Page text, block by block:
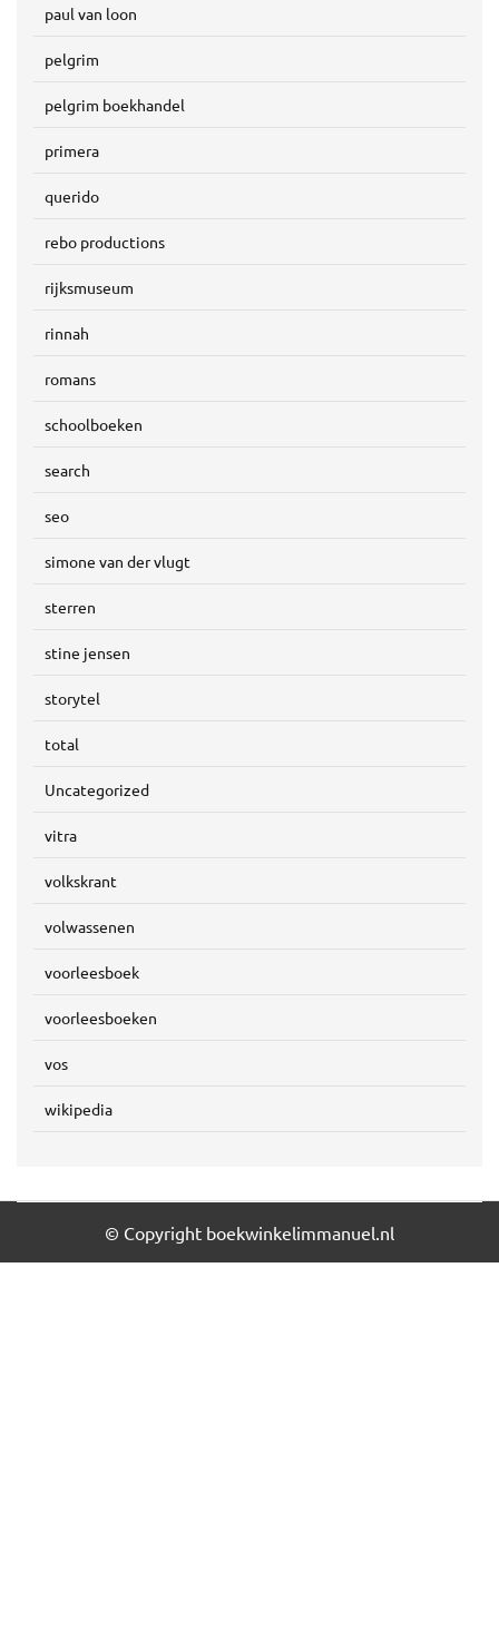
paul van loon
pelgrim
pelgrim boekhandel
primera
querido
rebo productions
rijksmuseum
rinnah
romans
schoolboeken
search
seo
simone van der vlugt
sterren
stine jensen
storytel
total
Uncategorized
vitra
volkskrant
volwassenen
voorleesboek
voorleesboeken
vos
wikipedia
© Copyright boekwinkelimmanuel.nl